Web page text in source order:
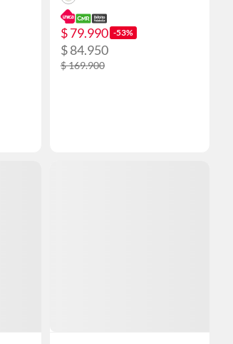
$ 79.990 -53%
$ 84.950
$ 169.900